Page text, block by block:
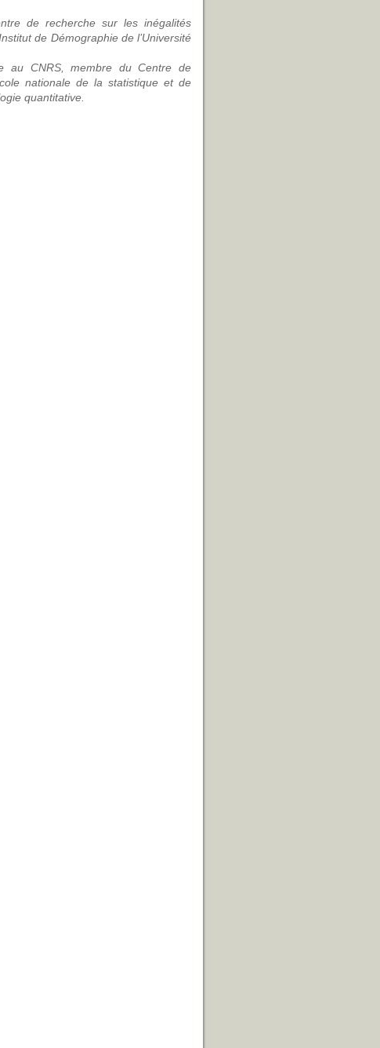
de recherche sur les inégalités
de Démographie de l’Université
au CNRS, membre du Centre de
nationale de la statistique et de
quantitative.